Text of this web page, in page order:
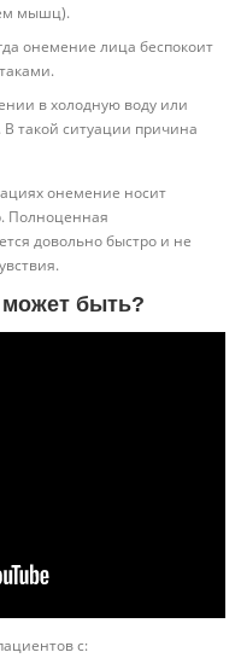
мышц).
онемение лица беспокоит
в холодную воду или
такой ситуации причина
онемение носит
Полноценная
довольно быстро и не
может быть?
с: